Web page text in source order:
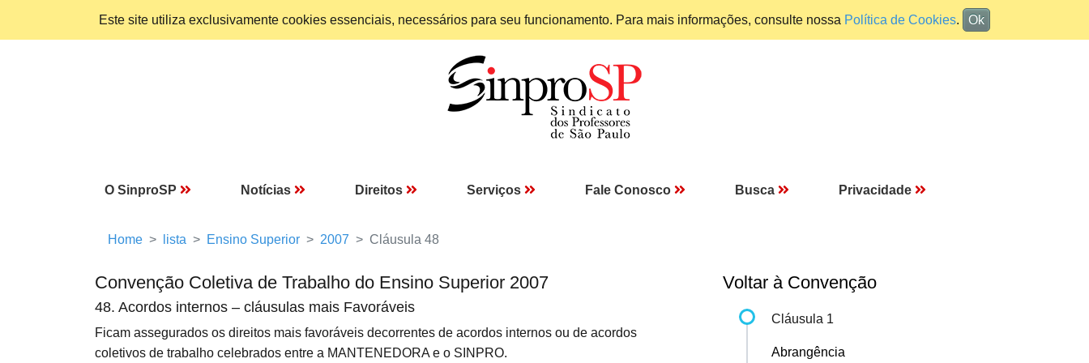
Este site utiliza exclusivamente cookies essenciais, necessários para seu funcionamento. Para mais informações, consulte nossa Política de Cookies. Ok
O SinproSP Notícias Direitos Serviços Fale Conosco Busca Privacidade
Home lista Ensino Superior 2007 Cláusula 48
Convenção Coletiva de Trabalho do Ensino Superior 2007
48. Acordos internos – cláusulas mais Favoráveis
Ficam assegurados os direitos mais favoráveis decorrentes de acordos internos ou de acordos
coletivos de trabalho celebrados entre a MANTENEDORA e o SINPRO.
Voltar à Convenção
Cláusula 1
Abrangência